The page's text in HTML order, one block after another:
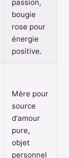
passion,
bougie
rose pour
énergie
positive.
Mère pour
source
d'amour
pure,
objet
personnel